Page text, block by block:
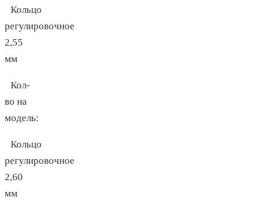
Кольцо
регулировочное
2,55
мм
Кол-
во на
модель:
Кольцо
регулировочное
2,60
мм